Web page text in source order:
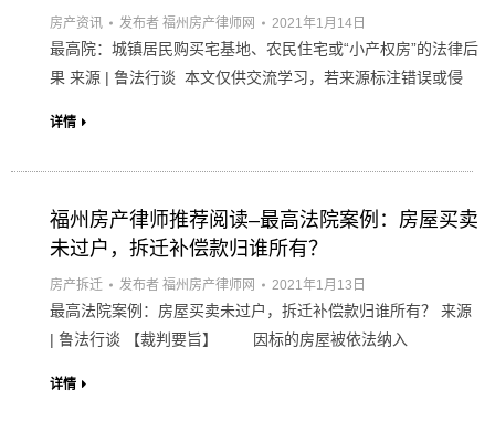
房产资讯 发布者 福州房产律师网 2021年1月14日
最高院：城镇居民购买宅基地、农民住宅或“小产权房”的法律后
果 来源 | 鲁法行谈 本文仅供交流学习，若来源标注错误或侵
详情
福州房产律师推荐阅读–最高法院案例：房屋买卖
未过户，拆迁补偿款归谁所有？
房产拆迁 发布者 福州房产律师网 2021年1月13日
最高法院案例：房屋买卖未过户，拆迁补偿款归谁所有？ 来源
| 鲁法行谈 【裁判要旨】 因标的房屋被依法纳入
详情